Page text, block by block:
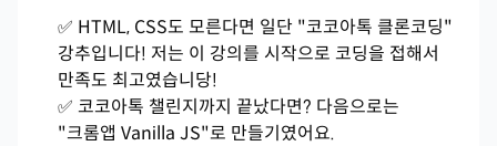
✅ HTML, CSS도 모른다면 일단 "코코아톡 클론코딩"
강추입니다! 저는 이 강의를 시작으로 코딩을 접해서
만족도 최고였습니당!
✅ 코코아톡 챌린지까지 끝났다면? 다음으로는
"크롬앱 Vanilla JS"로 만들기였어요.